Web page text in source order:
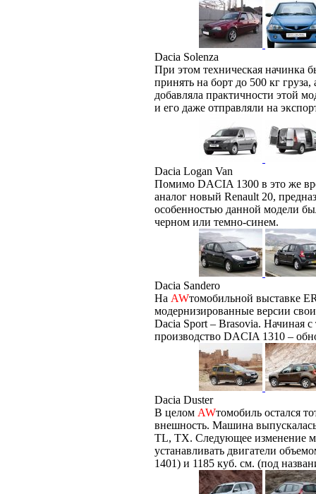
Dacia Solenza
При этом техническая начинка
принять на борт до 500 кг
добавляла практичности этой
и его даже отправляли на
Dacia Logan Van
Помимо DACIA 1300 в это же
аналог новый Renault 20,
особенностью данной модели
черном или темно-синем.
Dacia Sandero
На AWтомобильной выставке
модернизированные версии
Dacia Sport – Brasovia. Начиная
производство DACIA 1310 –
Dacia Duster
В целом AWтомобиль остался
внешность. Машина
TL, TX. Следующее изменение
устанавливать двигатели
1401) и 1185 куб. см. (под